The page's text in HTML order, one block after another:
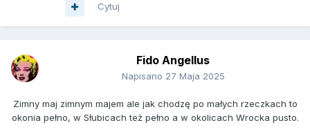
Cytuj
Fido Angellus
Napisano 27 Maja 2025
Zimny maj zimnym majem ale jak chodzę po małych rzeczkach to
okonia pełno, w Słubicach też pełno a w okolicach Wrocka pusto.